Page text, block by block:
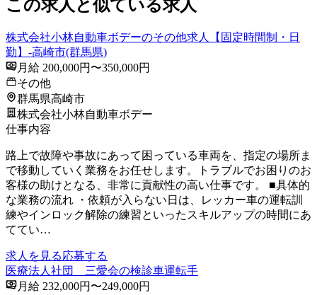
この求人と似ている求人
株式会社小林自動車ボデーのその他求人【固定時間制・日
勤】-高崎市(群馬県)
月給 200,000円〜350,000円
その他
群馬県高崎市
株式会社小林自動車ボデー
仕事内容
路上で故障や事故にあって困っている車両を、指定の場所ま
で移動していく業務をお任せします。トラブルでお困りのお
客様の助けとなる、非常に貢献性の高い仕事です。 ■具体的
な業務の流れ ・依頼が入らない日は、レッカー車の運転訓
練やインロック解除の練習といったスキルアップの時間にあ
ててい…
求人を見る応募する
医療法人社団 三愛会の検診車運転手
月給 232,000円〜249,000円